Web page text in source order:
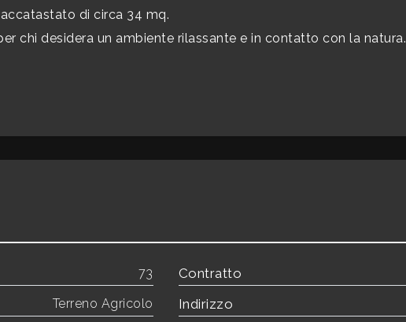
di circa 34 mq.
chi desidera un ambiente rilassante e in contatto con la natura.
73 Contratto
Terreno Agricolo Indirizzo